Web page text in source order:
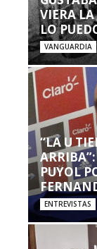
VIERA LA
LO
VANGUARDIA
“LA U
PUYOL
ENTREVISTAS